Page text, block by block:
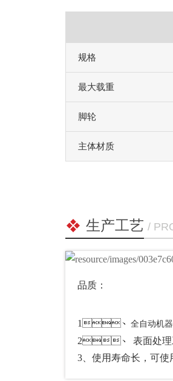
规格
最大载重
脚轮
主体材质
生产工艺 /
品质：
1、 全自动机器人
2、 表面处理工
3、使用寿命长，可使